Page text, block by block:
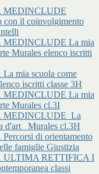
MEDINCLUDE
con il coinvolgimento
MEDINCLUDE La mia
Murales elenco iscritti
mia scuola come
iscritti classe 3H
MEDINCLUDE La mia
Murales cl.3I
MEDINCLUDE_La
d'art _Murales cl.3H
di orientamento
famiglie Giustizia
ULTIMA RETTIFICA I
classi